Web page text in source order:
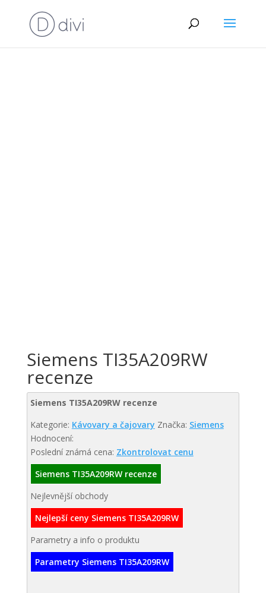
Siemens TI35A209RW
recenze
Siemens TI35A209RW recenze
Kategorie: Kávovary a čajovary Značka: Siemens
Hodnocení:
Poslední známá cena: Zkontrolovat cenu
Siemens TI35A209RW recenze
Nejlevnější obchody
Nejlepší ceny Siemens TI35A209RW
Parametry a info o produktu
Parametry Siemens TI35A209RW